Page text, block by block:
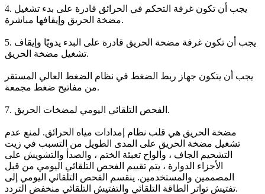
4. يجب أن تكون غرفة التحكم في الحرائق قادرة على بدء تشغيل
مضخة الحريق وإيقافها مباشرة.
5. يجب أن تكون غرفة مضخة الحريق قادرة على البدء يدويًا وإيقاف
تشغيل مضخة الحريق.
يجب أن يتكون جهاز ربط الضغط في نظام الضغط العالي المستقر
من مفاتيح ضغط مجمعة.
7. الفحص التلقائي اليومي لمضخات الحريق.
مضخة الحريق هي قلب نظام إمدادات مياه الحرائق. لمنع عدم
تشغيل مضخة الحريق على المدى الطويل من التسبب في زيت
التشحيم الجاف ، وألواح تعبئة الختم ، والصدأ والتشويش على
الأجزاء الدوارة ، يتم تقييم الفحص التلقائي اليومي من قبل
المصممين والمستخدمين. ينقسم الفحص التلقائي اليومي إلى
تفتيش تواتر الطاقة التلقائي والتفتيش التلقائي منخفض التردد.